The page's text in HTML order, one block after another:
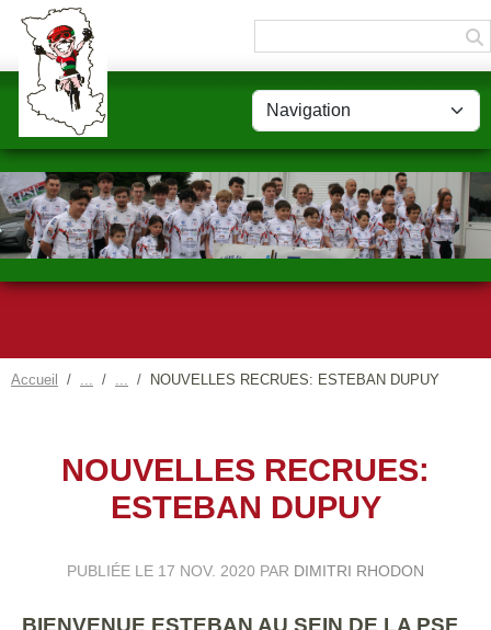
Accueil NOUVELLES RECRUES: ESTEBAN DUPUY
NOUVELLES RECRUES:
ESTEBAN DUPUY
PUBLIÉE LE 17 NOV. 2020 PAR DIMITRI RHODON
BIENVENUE ESTEBAN AU SEIN DE LA PSF
Panneau de gestion des cookies